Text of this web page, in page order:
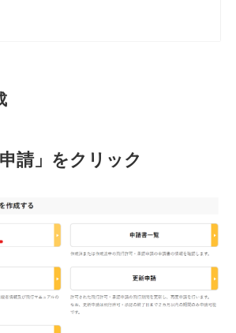
申請」をクリック